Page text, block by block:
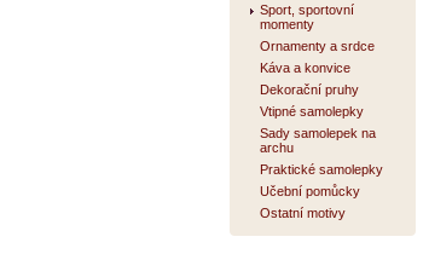
Sport, sportovní
momenty
Ornamenty a srdce
Káva a konvice
Dekorační pruhy
Vtipné samolepky
Sady samolepek na
archu
Praktické samolepky
Učební pomůcky
Ostatní motivy